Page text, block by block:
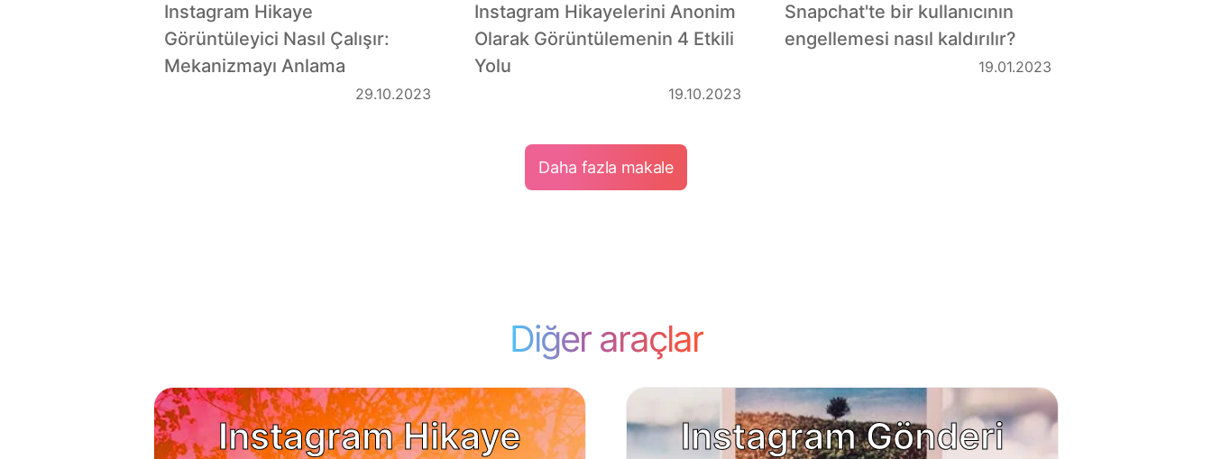
Instagram Hikaye
Görüntüleyici Nasıl Çalışır:
Mekanizmayı Anlama
29.10.2023
Instagram Hikayelerini Anonim
Olarak Görüntülemenin 4 Etkili
Yolu
19.10.2023
Snapchat'te bir kullanıcının
engellemesi nasıl kaldırılır?
19.01.2023
Daha fazla makale
Diğer araçlar
Instagram Hikaye
Instagram Gönderi